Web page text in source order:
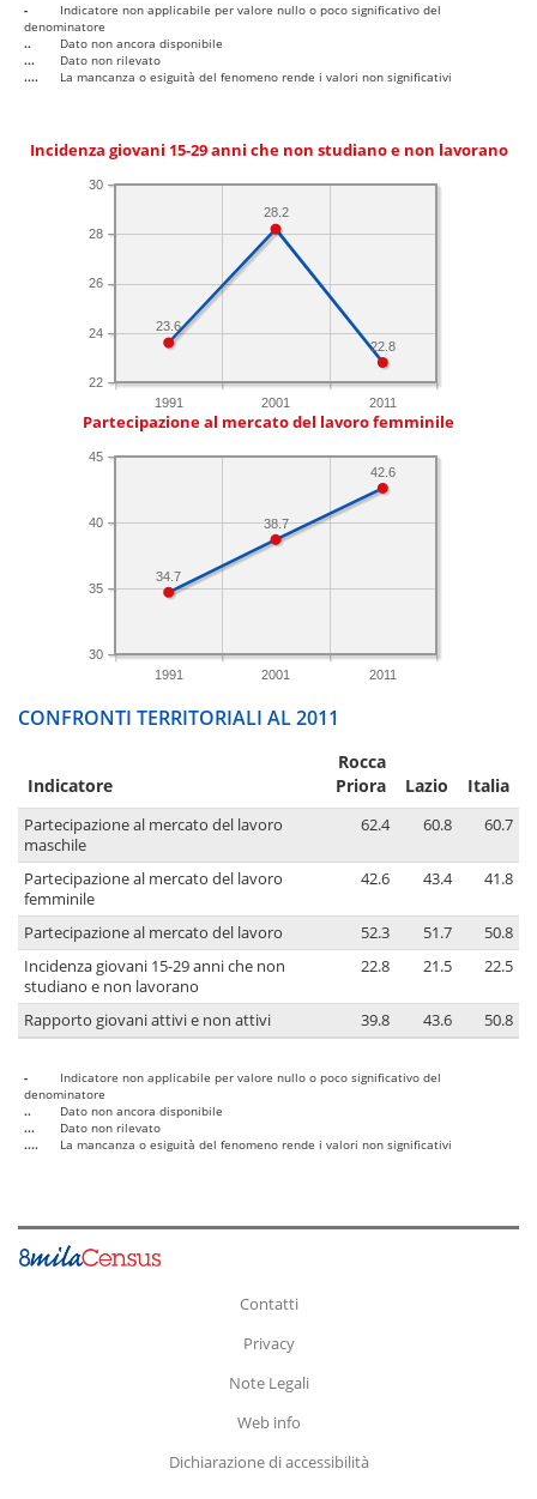
-
Indicatore non applicabile per valore nullo o poco significativo del
denominatore
..
Dato non ancora disponibile
...
Dato non rilevato
....
La mancanza o esiguità del fenomeno rende i valori non significativi
Incidenza giovani 15-29 anni che non studiano e non lavorano
1991 2001 2011
22
24
26
28
30
22.8
28.2
23.6
Partecipazione al mercato del lavoro femminile
1991 2001 2011
30
35
40
45
42.6
38.7
34.7
CONFRONTI TERRITORIALI AL 2011
Indicatore
Rocca
Priora
Lazio Italia
Partecipazione al mercato del lavoro
maschile
62.4 60.8 60.7
Partecipazione al mercato del lavoro
femminile
42.6 43.4 41.8
Partecipazione al mercato del lavoro 52.3 51.7
50.8
Incidenza giovani 15-29 anni che non
studiano e non lavorano
22.8 21.5 22.5
Rapporto giovani attivi e non attivi 39.8 43.6 50.8
-
Indicatore non applicabile per valore nullo o poco significativo del
denominatore
..
Dato non ancora disponibile
...
Dato non rilevato
....
La mancanza o esiguità del fenomeno rende i valori non significativi
Contatti
Privacy
Note Legali
Web info
Dichiarazione di accessibilità